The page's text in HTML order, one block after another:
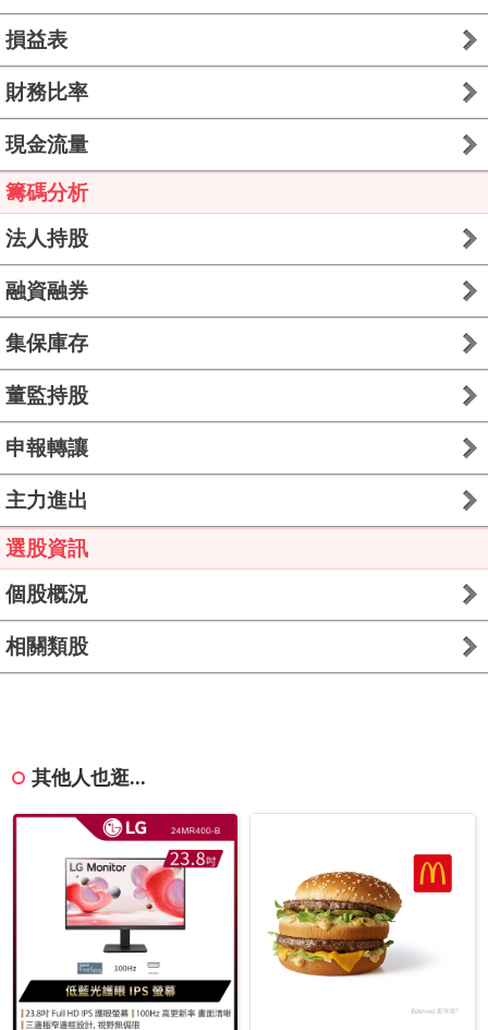
損益表
財務比率
現金流量
籌碼分析
法人持股
融資融券
集保庫存
董監持股
申報轉讓
主力進出
選股資訊
個股概況
相關類股
其他人也逛...